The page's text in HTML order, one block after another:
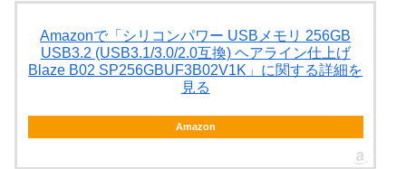
Amazonで「シリコンパワー USBメモリ 256GB
USB3.2 (USB3.1/3.0/2.0互換) ヘアライン仕上げ
Blaze B02 SP256GBUF3B02V1K」に関する詳細を
見る
Amazon